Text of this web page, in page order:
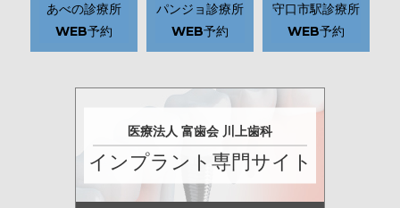
あべの診療所
WEB予約
パンジョ診療所
WEB予約
守口市駅診療所
WEB予約
医療法人 富歯会 川上歯科
インプラント専門サイト